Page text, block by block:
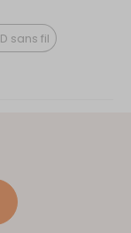
sans fil